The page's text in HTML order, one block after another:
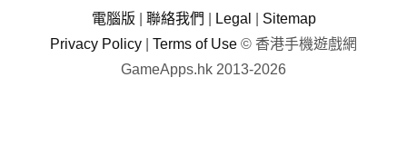
電腦版 聯絡我們 Legal
Sitemap
Privacy Policy
Terms of Use © 香港手機遊戲網
GameApps.hk 2013-2026